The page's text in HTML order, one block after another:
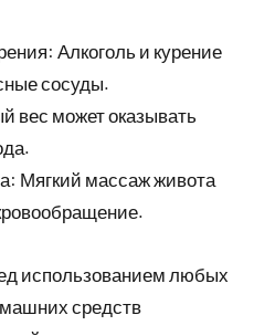
Алкоголь и курение
сосуды.
вес может оказывать
Мягкий массаж живота
использованием любых
средств